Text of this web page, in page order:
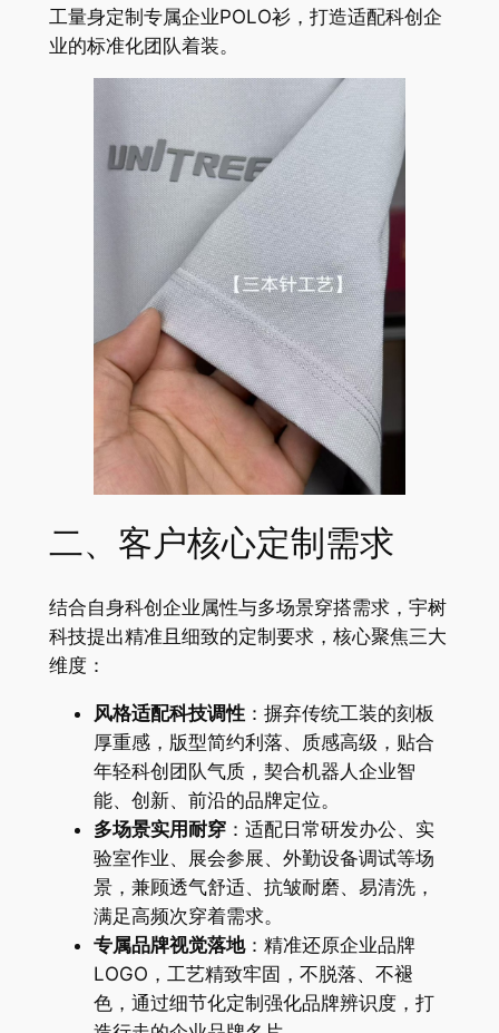
工量身定制专属企业POLO衫，打造适配科创企
业的标准化团队着装。
二、客户核心定制需求
结合自身科创企业属性与多场景穿搭需求，宇树
科技提出精准且细致的定制要求，核心聚焦三大
维度：
风格适配科技调性：摒弃传统工装的刻板
厚重感，版型简约利落、质感高级，贴合
年轻科创团队气质，契合机器人企业智
能、创新、前沿的品牌定位。
多场景实用耐穿：适配日常研发办公、实
验室作业、展会参展、外勤设备调试等场
景，兼顾透气舒适、抗皱耐磨、易清洗，
满足高频次穿着需求。
专属品牌视觉落地：精准还原企业品牌
LOGO，工艺精致牢固，不脱落、不褪
色，通过细节化定制强化品牌辨识度，打